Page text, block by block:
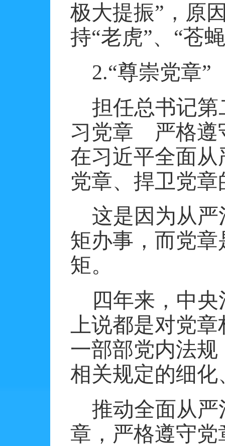
极大提振”，原
持“老虎”、“苍
2.“尊崇党章”
担任总书记
习党章 严格遵
在习近平全面
党章、捍卫党
这是因为从
矩办事，而党
矩。
四年来，中
上说都是对党
一部部党内法
相关规定的细化
推动全面从
章，严格遵守